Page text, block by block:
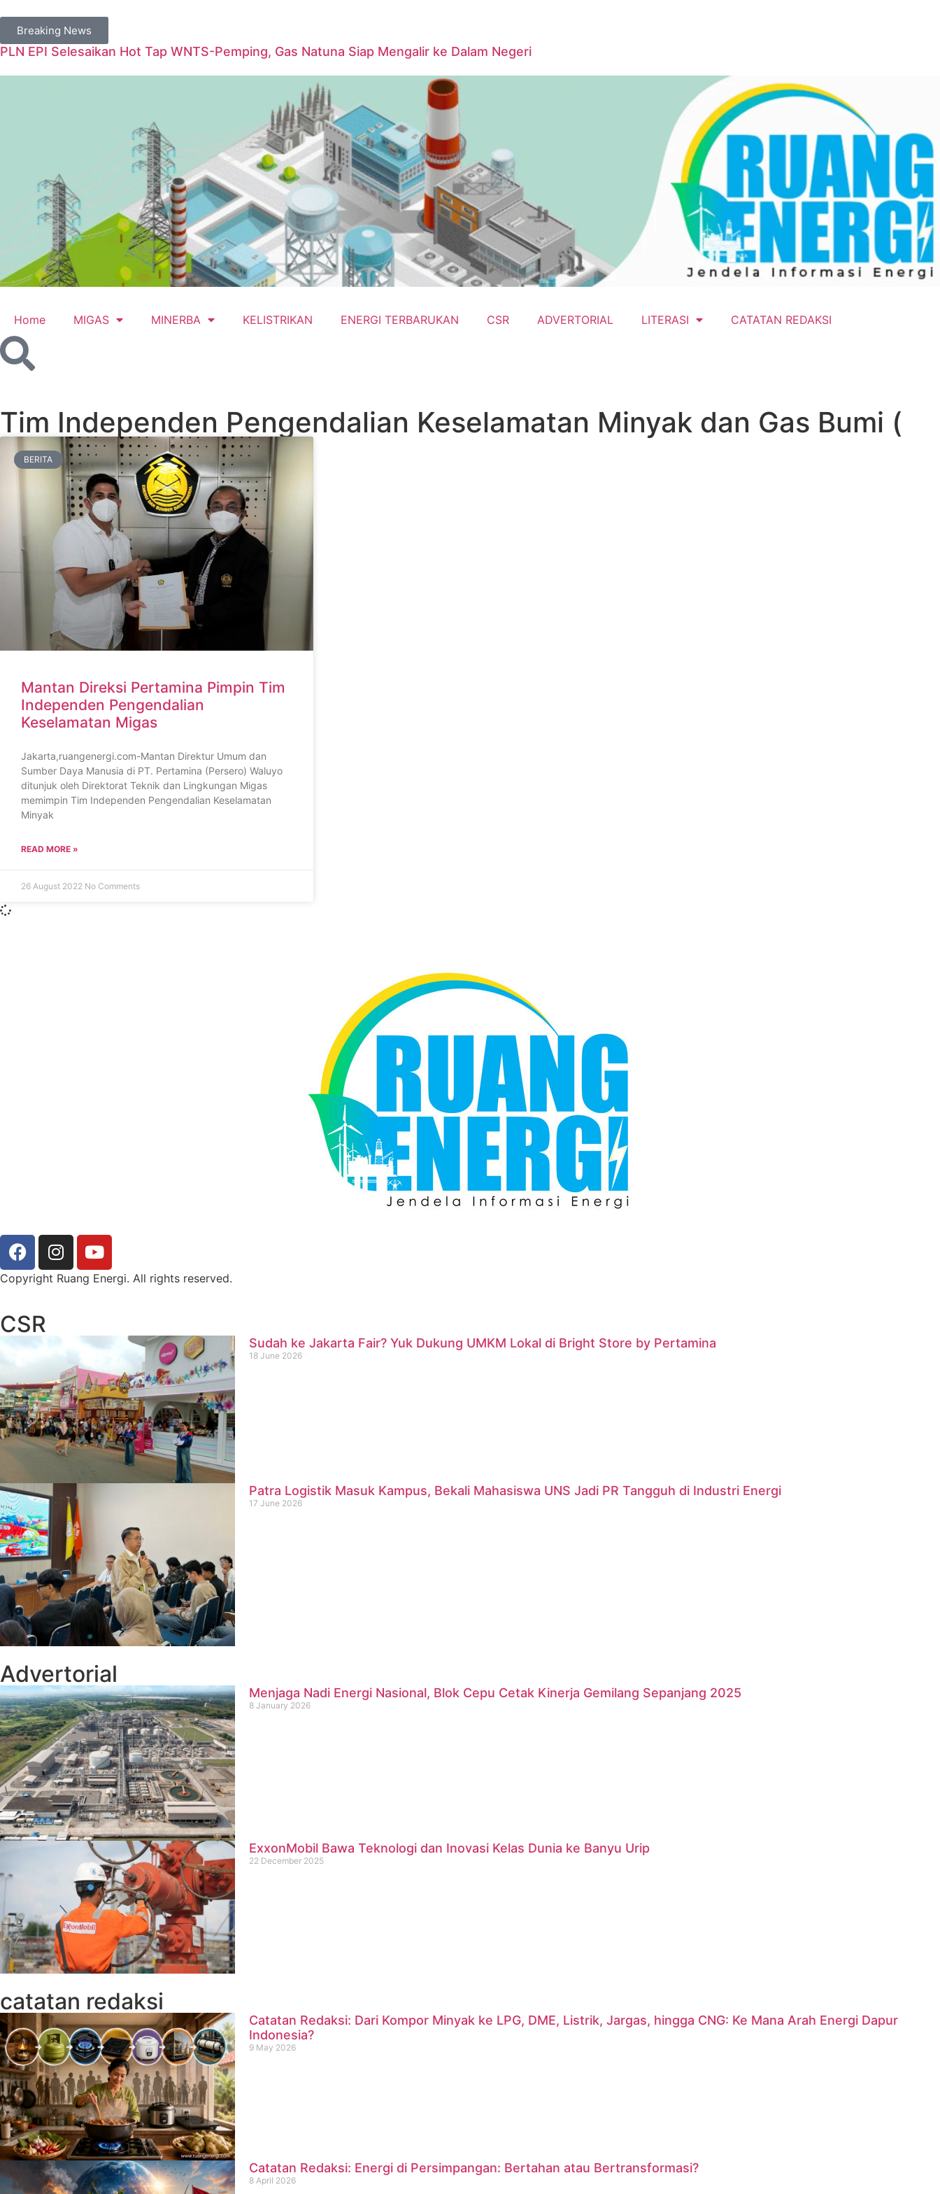
Breaking News
PLN EPI Selesaikan Hot Tap WNTS-Pemping, Gas Natuna Siap Mengalir ke Dalam Negeri
Home MIGAS MINERBA KELISTRIKAN ENERGI TERBARUKAN CSR ADVERTORIAL LITERASI CATATAN REDAKSI
Tim Independen Pengendalian Keselamatan Minyak dan Gas Bumi (
BERITA
Mantan Direksi Pertamina Pimpin Tim
Independen Pengendalian
Keselamatan Migas
Jakarta,ruangenergi.com-Mantan Direktur Umum dan
Sumber Daya Manusia di PT. Pertamina (Persero) Waluyo
ditunjuk oleh Direktorat Teknik dan Lingkungan Migas
memimpin Tim Independen Pengendalian Keselamatan
Minyak
READ MORE »
26 August 2022 No Comments
Copyright Ruang Energi. All rights reserved.
CSR
Sudah ke Jakarta Fair? Yuk Dukung UMKM Lokal di Bright Store by Pertamina
18 June 2026
Patra Logistik Masuk Kampus, Bekali Mahasiswa UNS Jadi PR Tangguh di Industri Energi
17 June 2026
Advertorial
Menjaga Nadi Energi Nasional, Blok Cepu Cetak Kinerja Gemilang Sepanjang 2025
8 January 2026
ExxonMobil Bawa Teknologi dan Inovasi Kelas Dunia ke Banyu Urip
22 December 2025
catatan redaksi
Catatan Redaksi: Dari Kompor Minyak ke LPG, DME, Listrik, Jargas, hingga CNG: Ke Mana Arah Energi Dapur
Indonesia?
9 May 2026
Catatan Redaksi: Energi di Persimpangan: Bertahan atau Bertransformasi?
8 April 2026